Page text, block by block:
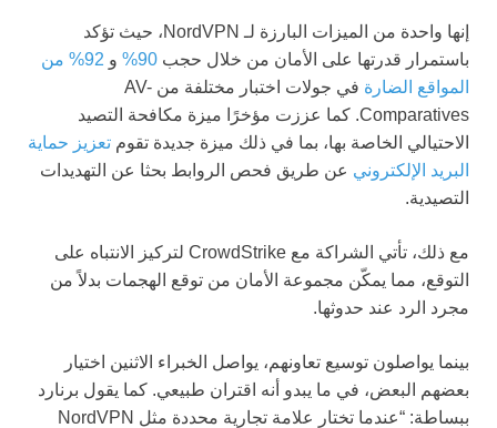
إنها واحدة من الميزات البارزة لـ NordVPN، حيث تؤكد
باستمرار قدرتها على الأمان من خلال حجب 90% و
92% من
المواقع الضارة
في جولات اختبار مختلفة من AV-
Comparatives. كما عززت مؤخرًا ميزة مكافحة التصيد
الاحتيالي الخاصة بها، بما في ذلك ميزة جديدة تقوم تعزيز حماية
البريد الإلكتروني عن طريق فحص الروابط بحثا عن التهديدات
التصيدية.
مع ذلك، تأتي الشراكة مع CrowdStrike لتركيز الانتباه على
التوقع، مما يمكّن مجموعة الأمان من توقع الهجمات بدلاً من
مجرد الرد عند حدوثها.
بينما يواصلون توسيع تعاونهم، يواصل الخبراء الاثنين اختيار
بعضهم البعض، في ما يبدو أنه اقتران طبيعي. كما يقول برنارد
ببساطة: “عندما تختار علامة تجارية محددة مثل NordVPN